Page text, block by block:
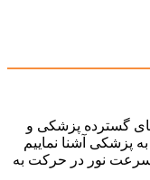
گسترده پزشکی و
پزشکی آشنا نماییم
سرعت نور در حرکت به